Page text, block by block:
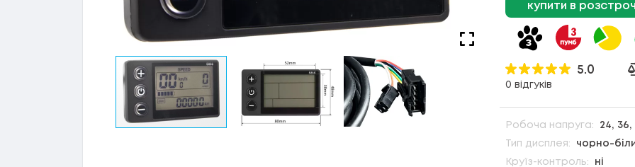
купити в
5.0
0 відгуків
Робоча напруга: 24, 36,
Тип дисплея: чорно-
Круїз-контроль: ні